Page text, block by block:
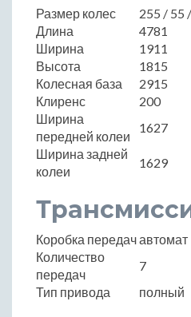
Размер колес
255 / 55
Длина
4781
Ширина
1911
Высота
1815
Колесная база
2915
Клиренс
200
Ширина
передней колеи
1627
Ширина задней
колеи
1629
Коробка передачавтомат
Количество
передач
7
Тип привода
полный